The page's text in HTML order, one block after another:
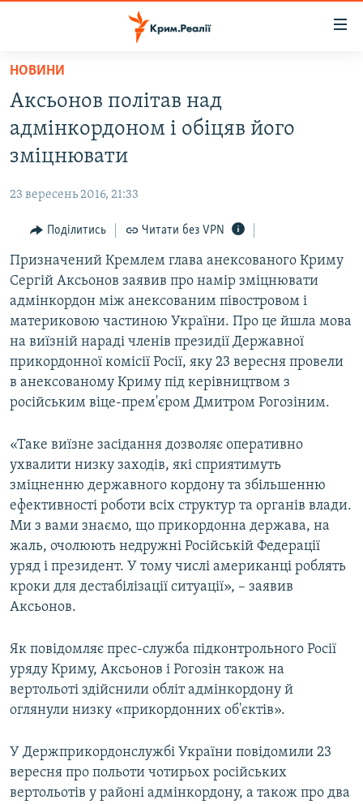
Перейти
основного
матеріалу
Перейти
до
основної
навігації
Перейти
пошуку
ВІДЕО ТА ФОТО
БЛОГИ
ПОГЛЯД
ІНТЕРВ'Ю
ВСЕ ЗА ДЕНЬ
СПЕЦПРОЕКТИ
ДЕПОРТАЦІЯ
ВІДЕОУРОКИ «ELIFBE»
СВІДЧЕННЯ ОКУПАЦІЇ
УКРАЇНСЬКА ПРОБЛЕМА КРИМУ
ІНФОГРАФІКА
ЯК ОБІЙТИ БЛОКУВАННЯ
ДОЛУЧАЙСЯ!
Усі сайти RFE/RL
НОВИНИ
Аксьонов політав над
адмінкордоном і обіцяв його
зміцнювати
23 вересень 2016, 21:33
Поділитись Читати без VPN
Призначений Кремлем глава анексованого Криму
Сергій Аксьонов заявив про намір зміцнювати
адмінкордон між анексованим півостровом і
материковою частиною України. Про це йшла мова
на виїзній нараді членів президії Державної
прикордонної комісії Росії, яку 23 вересня провели
в анексованому Криму під керівництвом з
російським віце-прем'єром Дмитром Рогозіним.
«Таке виїзне засідання дозволяє оперативно
ухвалити низку заходів, які сприятимуть
зміцненню державного кордону та збільшенню
ефективності роботи всіх структур та органів влади.
Ми з вами знаємо, що прикордонна держава, на
жаль, очолюють недружні Російській Федерації
уряд і президент. У тому числі американці роблять
кроки для дестабілізації ситуації», – заявив
Аксьонов.
Як повідомляє прес-служба підконтрольного Росії
уряду Криму, Аксьонов і Рогозін також на
вертольоті здійснили обліт адмінкордону й
оглянули низку «прикордонних об'єктів».
У Держприкордонслужбі України повідомили 23
вересня про польоти чотирьох російських
вертольотів у районі адмінкордону, а також про два